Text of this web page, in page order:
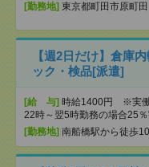
[勤務地] 東京都町田市原町
【週2日だけ】倉庫
ック・検品[派遣]
[給 与] 時給1400円 ※実働
22時～翌5時勤務の場合25
[勤務地] 南船橋駅から徒歩